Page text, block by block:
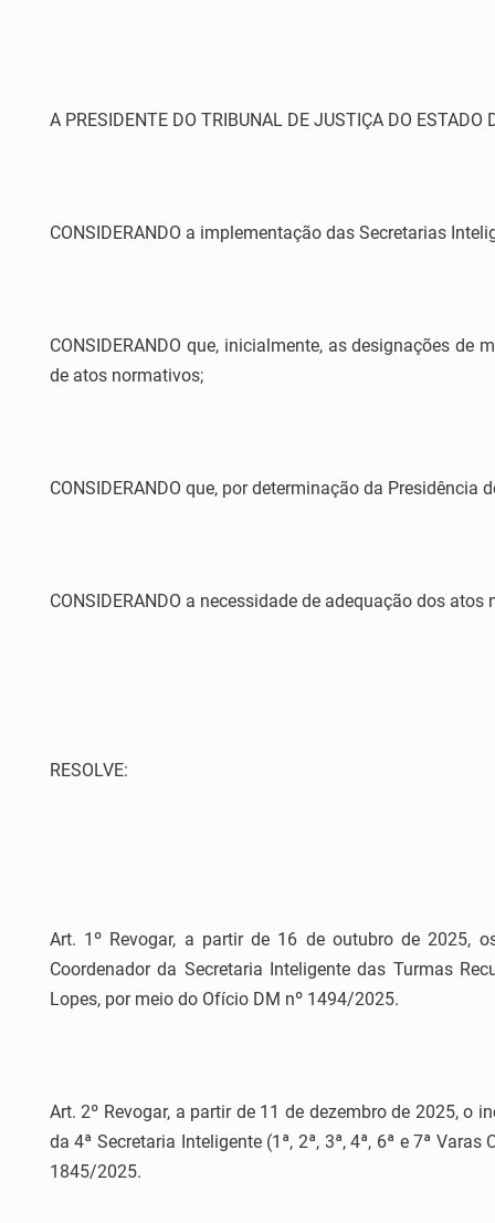
A PRESIDENTE DO TRIBUNAL DE JUSTIÇA DO
CONSIDERANDO a implementação das Secretarias
CONSIDERANDO que, inicialmente, as designações
de atos normativos;
CONSIDERANDO que, por determinação da
CONSIDERANDO a necessidade de adequação dos
RESOLVE:
Art. 1º Revogar, a partir de 16 de outubro de 2025,
Coordenador da Secretaria Inteligente das Turmas
Lopes, por meio do Ofício DM nº 1494/2025.
Art. 2º Revogar, a partir de 11 de dezembro de 2025,
da 4ª Secretaria Inteligente (1ª, 2ª, 3ª, 4ª, 6ª e 7ª
1845/2025.